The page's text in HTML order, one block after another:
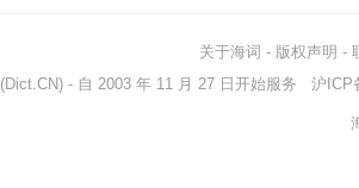
关于海词 - 版权声明 -
(Dict.CN) - 自 2003 年 11 月 27 日开始服务 沪ICP